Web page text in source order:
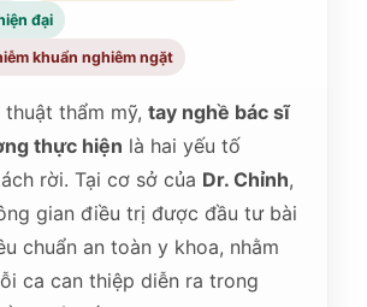
đại
khuẩn nghiêm ngặt
thuật thẩm mỹ,tay nghề bác sĩ
thực hiện là hai yếu tố
rời. Tại cơ sở của Dr. Chỉnh,
gian điều trị được đầu tư bài
chuẩn an toàn y khoa, nhằm
ca can thiệp diễn ra trong